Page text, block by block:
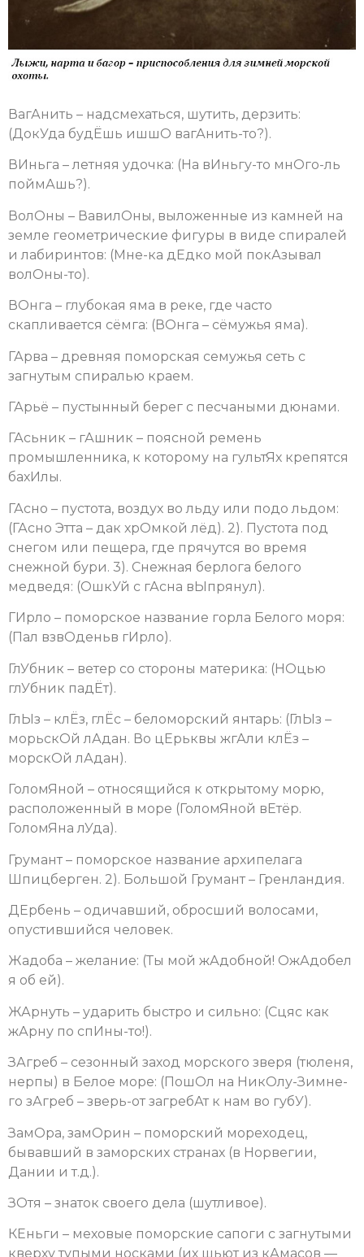
ВагАнить – надсмехаться, шутить, дерзить:
(ДокУда будЁшь ишшО вагАнить-то?).
ВИньга – летняя удочка: (На вИньгу-то мнОго-ль
поймАшь?).
ВолОны – ВавилОны, выложенные из камней на
земле геометрические фигуры в виде спиралей
и лабиринтов: (Мне-ка дЕдко мой покАзывал
волОны-то).
ВОнга – глубокая яма в реке, где часто
скапливается сёмга: (ВОнга – сёмужья яма).
ГАрва – древняя поморская семужья сеть с
загнутым спиралью краем.
ГАрьё – пустынный берег с песчаными дюнами.
ГАсьник – гАшник – поясной ремень
промышленника, к которому на гультЯх крепятся
бахИлы.
ГАсно – пустота, воздух во льду или подо льдом:
(ГАсно Этта – дак хрОмкой лёд). 2). Пустота под
снегом или пещера, где прячутся во время
снежной бури. 3). Снежная берлога белого
медведя: (ОшкУй с гАсна вЫпрянул).
ГИрло – поморское название горла Белого моря:
(Пал взвОденьв гИрло).
ГлУбник – ветер со стороны материка: (НОцью
глУбник падЁт).
ГлЫз – клЁз, глЁс – беломорский янтарь: (ГлЫз –
морьскОй лАдан. Во цЕрьквы жгАли клЁз –
морскОй лАдан).
ГоломЯной – относящийся к открытому морю,
расположенный в море (ГоломЯной вЕтёр.
ГоломЯна лУда).
Грумант – поморское название архипелага
Шпицберген. 2). Большой Грумант – Гренландия.
ДЕрбень – одичавший, обросший волосами,
опустившийся человек.
Жадоба – желание: (Ты мой жАдобной! ОжАдобел
я об ей).
ЖАрнуть – ударить быстро и сильно: (Сцяс как
жАрну по спИны-то!).
ЗАгреб – сезонный заход морского зверя (тюленя,
нерпы) в Белое море: (ПошОл на НикОлу-Зимне-
го зАгреб – зверь-от загребАт к нам во губУ).
ЗамОра, замОрин – поморский мореходец,
бывавший в заморских странах (в Норвегии,
Дании и т.д.).
ЗОтя – знаток своего дела (шутливое).
КЕньги – меховые поморские сапоги с загнутыми
кверху тупыми носками (их шьют из кАмасов —